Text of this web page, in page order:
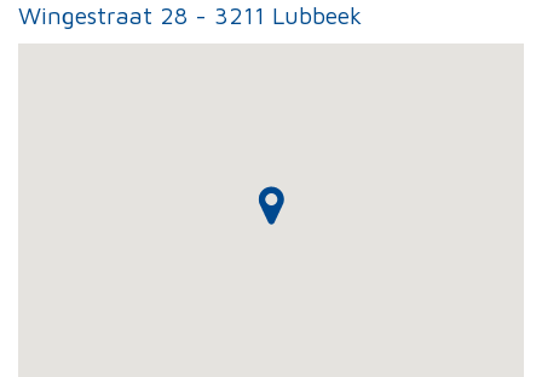
Wingestraat 28 - 3211 Lubbeek